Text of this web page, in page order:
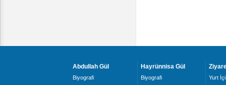
Abdullah Gül
Biyografi
Hayrünnisa Gül
Biyografi
Yurt İçi